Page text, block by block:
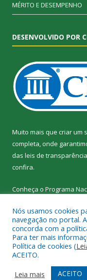
MÉRITO E DESEMPENHO
DESENVOLVIDO POR
Muito mais que criar um
completa, onde
das leis de
confira.
Conheça o Programa
Todos os direitos
Mapa do Site
Nós usamos cookies
navegação no portal.
concorda com a
Para ter mais
Política de cookies (
ACEITO.
Leia mais
ACEITO